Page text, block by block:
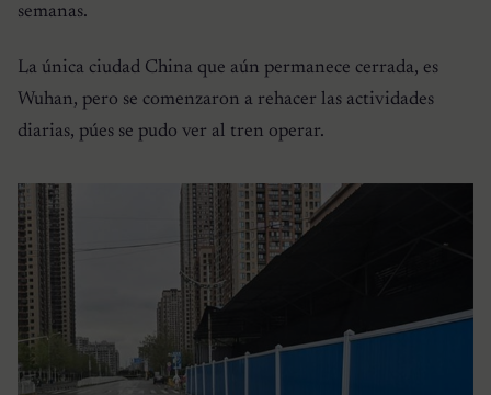
semanas.
La única ciudad China que aún permanece cerrada, es
Wuhan, pero se comenzaron a rehacer las actividades
diarias, púes se pudo ver al tren operar.